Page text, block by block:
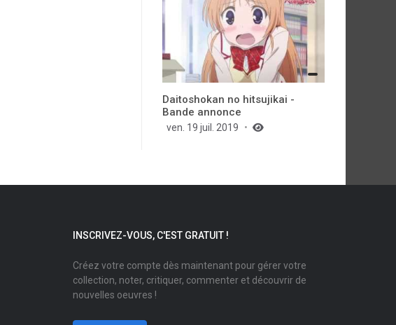
Daitoshokan no hitsujikai -
Bande annonce
ven. 19 juil. 2019
INSCRIVEZ-VOUS, C'EST GRATUIT !
Créez votre compte dès maintenant pour gérer votre
collection, noter, critiquer, commenter et découvrir de
nouvelles oeuvres !